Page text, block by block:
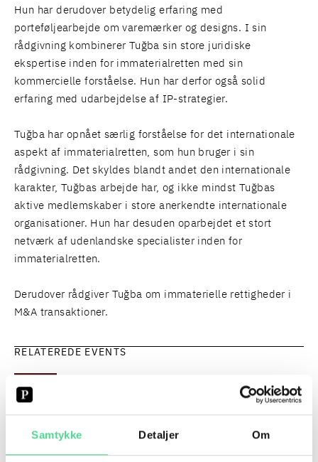
Samtykke Detaljer Om
Hun har derudover betydelig erfaring med
porteføljearbejde om varemærker og designs. I sin
rådgivning kombinerer Tuğba sin store juridiske
ekspertise inden for immaterialretten med sin
kommercielle forståelse. Hun har derfor også solid
erfaring med udarbejdelse af IP-strategier.
Tuğba har opnået særlig forståelse for det internationale
aspekt af immaterialretten, som hun bruger i sin
rådgivning. Det skyldes blandt andet den internationale
karakter, Tuğbas arbejde har, og ikke mindst Tuğbas
aktive medlemskaber i store anerkendte internationale
organisationer. Hun har desuden oparbejdet et stort
netværk af udenlandske specialister inden for
immaterialretten.
Derudover rådgiver Tuğba om immaterielle rettigheder i
M&A transaktioner.
RELATEREDE EVENTS
SPECIALER